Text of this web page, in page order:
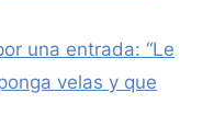
una entrada: “Le
velas y que